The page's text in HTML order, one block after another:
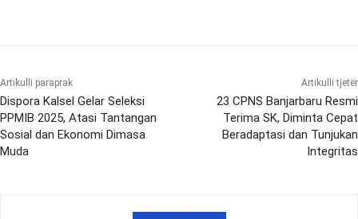
Artikulli paraprak
Dispora Kalsel Gelar Seleksi
PPMIB 2025, Atasi Tantangan
Sosial dan Ekonomi Dimasa
Muda
Artikulli tjetër
23 CPNS Banjarbaru Resmi
Terima SK, Diminta Cepat
Beradaptasi dan Tunjukan
Integritas